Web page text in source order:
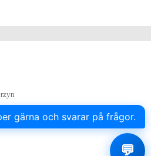
gärna och svarar på frågor.
💬